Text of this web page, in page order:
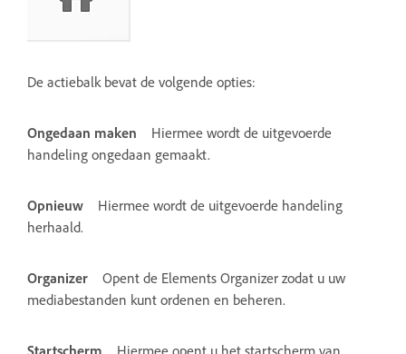
De actiebalk bevat de volgende opties:
Ongedaan maken
Hiermee wordt de uitgevoerde
handeling ongedaan gemaakt.
Opnieuw
Hiermee wordt de uitgevoerde handeling
herhaald.
Organizer
Opent de Elements Organizer zodat u uw
mediabestanden kunt ordenen en beheren.